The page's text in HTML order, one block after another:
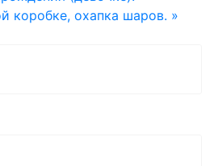
коробке, охапка шаров. »